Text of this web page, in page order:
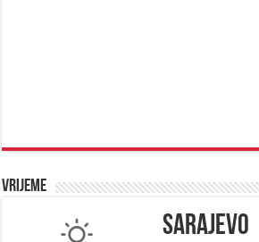
Vrijeme
Sarajevo